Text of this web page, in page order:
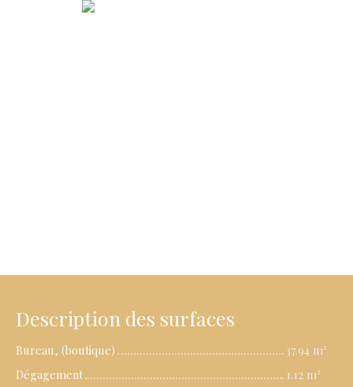
Description des surfaces
Bureau, (boutique)
37.94 m²
Dégagement
1.12 m²